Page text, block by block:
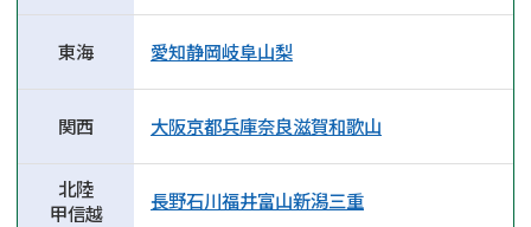
東海 愛知静岡岐阜山梨
関西 大阪京都兵庫奈良滋賀和歌山
北陸
甲信越
長野石川福井富山新潟三重